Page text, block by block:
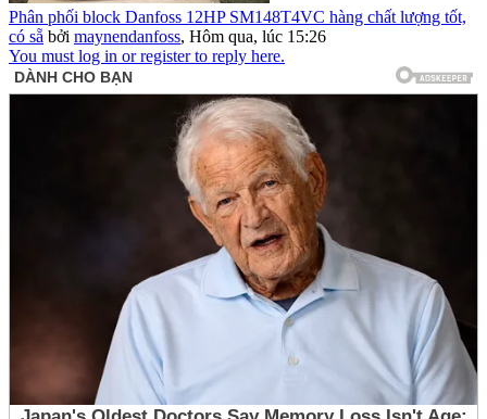
Phân phối block Danfoss 12HP SM148T4VC hàng chất lượng tốt,
có sẵ bởi maynendanfoss, Hôm qua, lúc 15:26
You must log in or register to reply here.